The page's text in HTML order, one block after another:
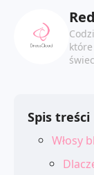
Spis treści
Włosy